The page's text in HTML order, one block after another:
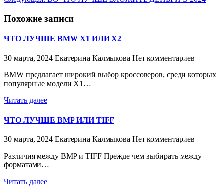
Похожие записи
ЧТО ЛУЧШЕ BMW X1 ИЛИ X2
30 марта, 2024 Екатерина Калмыкова Нет комментариев
BMW предлагает широкий выбор кроссоверов, среди которых
популярные модели X1…
Читать далее
ЧТО ЛУЧШЕ BMP ИЛИ TIFF
30 марта, 2024 Екатерина Калмыкова Нет комментариев
Различия между BMP и TIFF Прежде чем выбирать между
форматами…
Читать далее